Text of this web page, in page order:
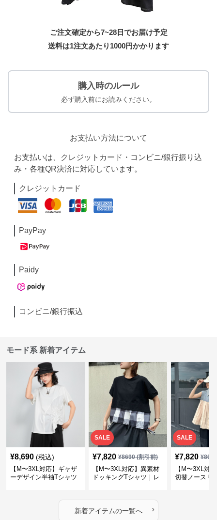
ご注文確定から7~28日でお届け予定
送料は1注文あたり 1000円かかります
購入時のルール
必ず購入前にお読みください。
お支払い方法について
お支払いは、クレジットカード・コンビニ/銀行振り込
み・各種QR決済に対応しています。
クレジットカード
PayPay
Paidy
コンビニ/銀行振込
モード系 新着アイテム
¥8,690 (税込)
【M〜3XL対応】ギャザ
ーデザイン半袖Tシャツ
SALE
¥7,820 ¥8690(割引前)
【M〜3XL対応】異素材
ドッキングTシャツ｜レ
カバー・大人モード
SALE
¥7,820 ¥
【M〜3XL対
切替ノースリ
新着アイテムの一覧へ ›